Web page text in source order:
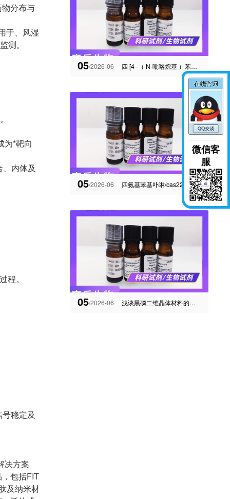
分布与
于、风湿
测。
为*靶向
内体及
。
稳定及
决方案
包括FIT
及纳米材
05/2026-06 四 [4 -（ N-吡咯烷基 ）苯基 ]卟啉 （ TBPPH2 ）
05/2026-06 四氨基苯基卟啉/cas22112-84-1用于制备金属配合物
05/2026-06 浅谈黑磷二维晶体材料的制备
微信客
服